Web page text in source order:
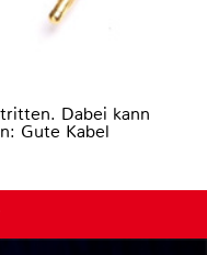
Dabei kann
Gute Kabel